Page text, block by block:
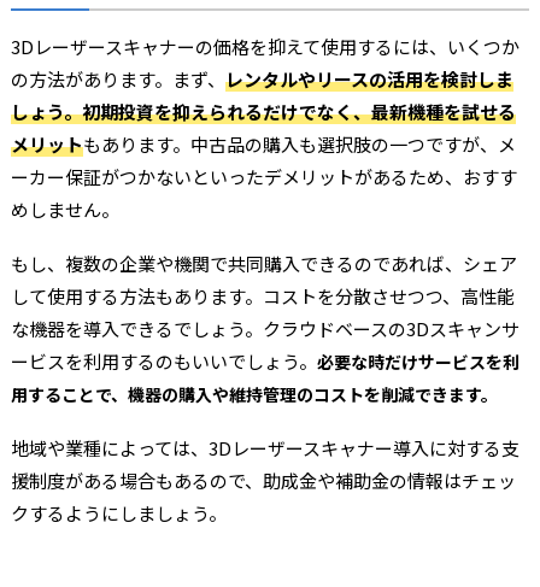
3Dレーザースキャナーの価格を抑えて使用するには、いくつか
の方法があります。まず、 レンタルやリースの活用を検討しま
しょう。初期投資を抑えられるだけでなく、最新機種を試せる
メリットもあります。中古品の購入も選択肢の一つですが、メ
ーカー保証がつかないといったデメリットがあるため、おすす
めしません。
もし、複数の企業や機関で共同購入できるのであれば、シェア
して使用する方法もあります。コストを分散させつつ、高性能
な機器を導入できるでしょう。クラウドベースの3Dスキャンサ
ービスを利用するのもいいでしょう。 必要な時だけサービスを利
用することで、機器の購入や維持管理のコストを削減できます。
地域や業種によっては、3Dレーザースキャナー導入に対する支
援制度がある場合もあるので、助成金や補助金の情報はチェッ
クするようにしましょう。